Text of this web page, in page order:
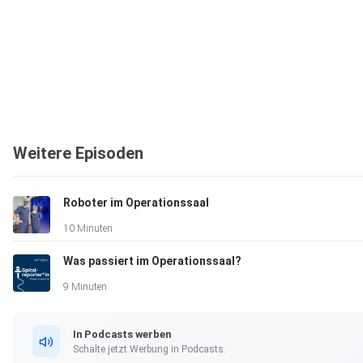
Weitere Episoden
Roboter im Operationssaal
10 Minuten
Was passiert im Operationssaal?
9 Minuten
In Podcasts werben
Schalte jetzt Werbung in Podcasts.